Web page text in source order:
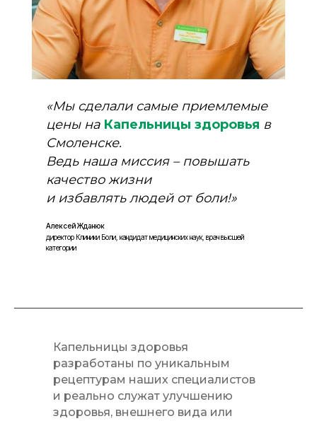
«Мы сделали самые приемлемые
цены на Капельницы здоровья в
Смоленске.
Ведь наша миссия – повышать
качество жизни
и избавлять людей от боли!»
Алексей Жданюк
директор Клиники Боли, кандидат медицинских наук, врач высшей
категории
Капельницы здоровья
разработаны по уникальным
рецептурам наших специалистов
и реально служат улучшению
здоровья, внешнего вида или